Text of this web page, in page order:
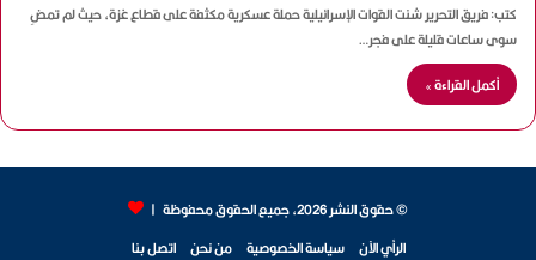
كتب: فريق التحرير شنت القوات الإسرائيلية حملة عسكرية مكثفة على قطاع غزة، حيث لم تمضِ
سوى ساعات قليلة على فجر…
أكمل القراءة »
© حقوق النشر 2026، جميع الحقوق محفوظة |
الرأي الآن سياسة الخصوصية من نحن اتصل بنا